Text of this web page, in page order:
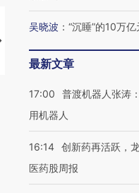
【推广】走进第四届链博
会，让数智科技“链”接产
【特别
吴晓波 ： “沉睡”的10万
最新文章
17:00
普渡机器人张涛
用机器人
16:14 创新药再活跃，
医药股周报